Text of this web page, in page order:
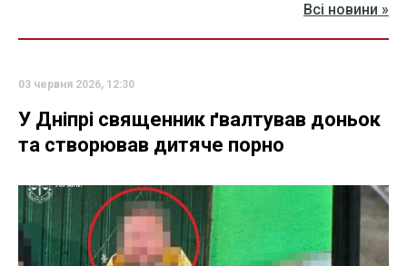
Всі новини »
03 червня 2026, 12:30
У Дніпрі священник ґвалтував доньок
та створював дитяче порно